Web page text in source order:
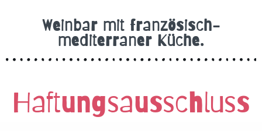
Weinbar mit französisch-
mediterraner Küche.
Haftungsausschluss